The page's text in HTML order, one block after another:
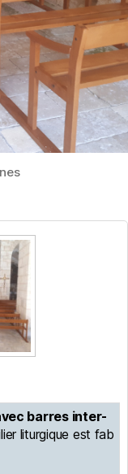
barres inter-
liturgique est fab